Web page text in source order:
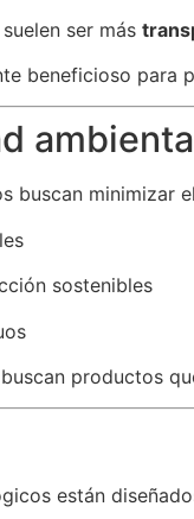
ser más
beneficioso para
buscan minimizar
sostenibles
productos
están